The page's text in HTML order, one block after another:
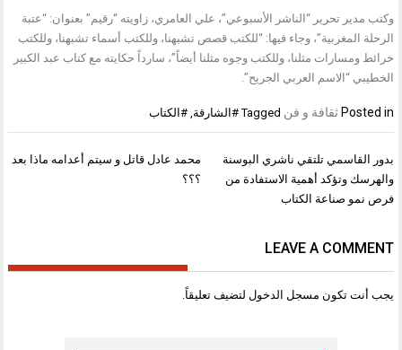
وكتب مدير تحرير “الناشر الأسبوعي”، علي العامري، زاويته “رقيم” بعنوان: “عتبة
الرحلة المغربية”، وجاء فيها: “للكتب قصص تشبهنا، وللكتب أسماء تشبهنا، وللكتب
خرائط ومسارات مثلنا، وللكتب وجوه مثلنا أيضاً”، سارداً حكايته مع كتاب عبد الكبير
الخطيبي “الاسم العربي الجريح”.
Posted in ثقافة و فن Tagged #الشارقة ,#الكتاب
تصفّح
المقالات
محمد عادل قاتل و سيتم أعدامه ماذا بعد
؟؟؟
بدور القاسمي تلتقي ناشري البوسنة
والهرسك وتؤكد أهمية الاستفادة من
فرص نمو صناعة الكتاب
LEAVE A COMMENT
يجب أنت تكون مسجل الدخول لتضيف تعليقاً.